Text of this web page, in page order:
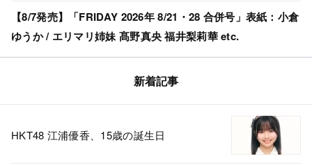
【8/7発売】「FRIDAY 2026年 8/21・28 合併号」表紙：小倉
ゆうか / エリマリ姉妹 髙野真央 福井梨莉華 etc.
新着記事
HKT48 江浦優香、15歳の誕生日